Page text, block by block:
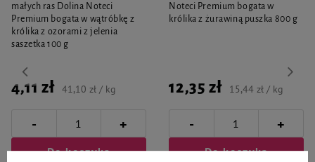
małych ras Dolina Noteci
Premium bogata w wątróbkę z
królika z ozorami z jelenia
saszetka 100 g
4,11 zł 41,10 zł / kg
- +
Do koszyka
Noteci Premium bogata w
królika z żurawiną puszka 800 g
12,35 zł 15,44 zł / kg
- +
Do koszyka